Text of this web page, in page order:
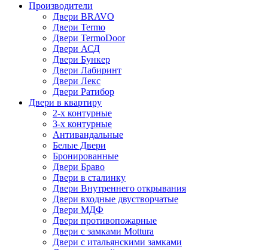
Производители
Двери BRAVO
Двери Termo
Двери TermoDoor
Двери АСД
Двери Бункер
Двери Лабиринт
Двери Лекс
Двери Ратибор
Двери в квартиру
2-х контурные
3-х контурные
Антивандальные
Белые Двери
Бронированные
Двери Браво
Двери в сталинку
Двери Внутреннего открывания
Двери входные двустворчатые
Двери МДФ
Двери противопожарные
Двери с замками Mottura
Двери с итальянскими замками